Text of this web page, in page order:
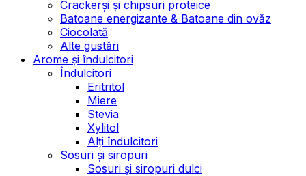
Crackerși și chipsuri proteice
Batoane energizante & Batoane din ovăz
Ciocolată
Alte gustări
Arome și îndulcitori
Îndulcitori
Eritritol
Miere
Stevia
Xylitol
Alți îndulcitori
Sosuri și siropuri
Sosuri și siropuri dulci